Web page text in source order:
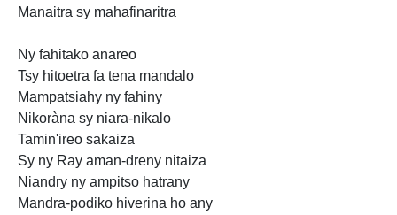
Manaitra sy mahafinaritra
Ny fahitako anareo
Tsy hitoetra fa tena mandalo
Mampatsiahy ny fahiny
Nikoràna sy niara-nikalo
Tamin'ireo sakaiza
Sy ny Ray aman-dreny nitaiza
Niandry ny ampitso hatrany
Mandra-podiko hiverina ho any